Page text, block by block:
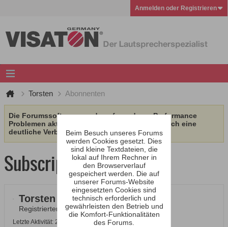
Anmelden oder Registrieren
Torsten Abonnenten
Die Forumssoftware wurde aufgrund von Performance
Problemen aktualisiert. Wir erhoffen uns dadurch eine
deutliche Verbesserung.
Subscription
Torsten
Registrierter Benutzer
Letzte Aktivität: 27.10.2015, 06:55
Beim Besuch unseres Forums
werden Cookies gesetzt. Dies
sind kleine Textdateien, die
lokal auf Ihrem Rechner in
den Browserverlauf
gespeichert werden. Die auf
unserer Forums-Website
eingesetzten Cookies sind
technisch erforderlich und
gewährleisten den Betrieb und
die Komfort-Funktionalitäten
des Forums.